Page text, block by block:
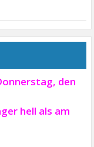
den
hell als am